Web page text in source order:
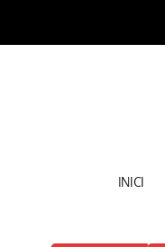
INICI